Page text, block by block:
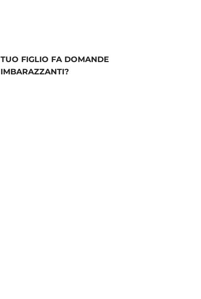
TUO FIGLIO FA DOMANDE
IMBARAZZANTI?